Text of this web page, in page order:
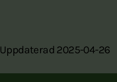
Uppdaterad 2025-04-26